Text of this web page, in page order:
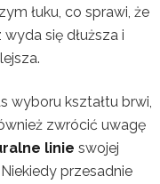
łuku, co sprawi, że
się dłuższa i
wyboru kształtu brwi,
zwrócić uwagę
linie swojej
przesadnie